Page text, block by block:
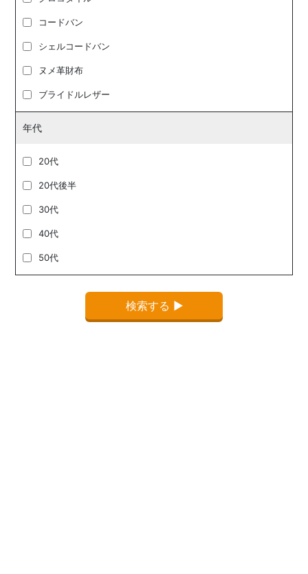
コードバン
シェルコードバン
ヌメ革財布
ブライドルレザー
年代
20代
20代後半
30代
40代
50代